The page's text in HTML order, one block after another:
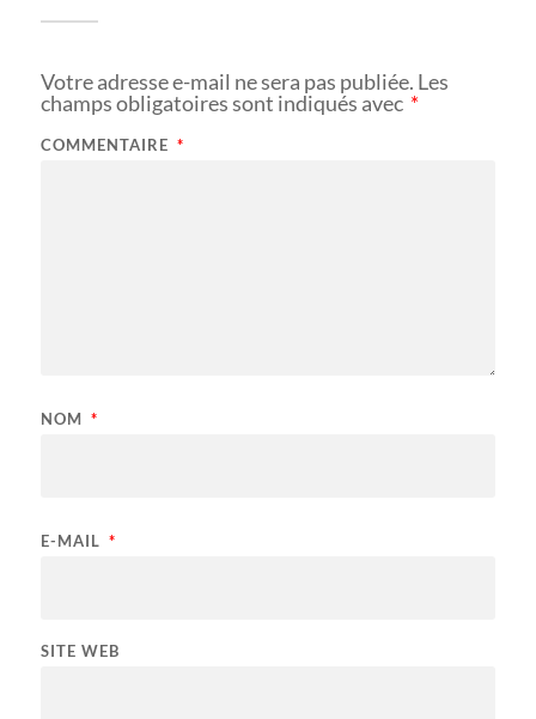
Votre adresse e-mail ne sera pas publiée. Les
champs obligatoires sont indiqués avec *
COMMENTAIRE *
NOM *
E-MAIL *
SITE WEB